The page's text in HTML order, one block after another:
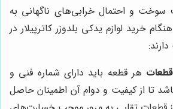
سوخت و احتمال خرابی‌های ناگهانی به
خرید لوازم یدکی بلدوزر کاترپیلار در
هر قطعه باید دارای شماره فنی و
تا از کیفیت و دوام آن اطمینان حاصل